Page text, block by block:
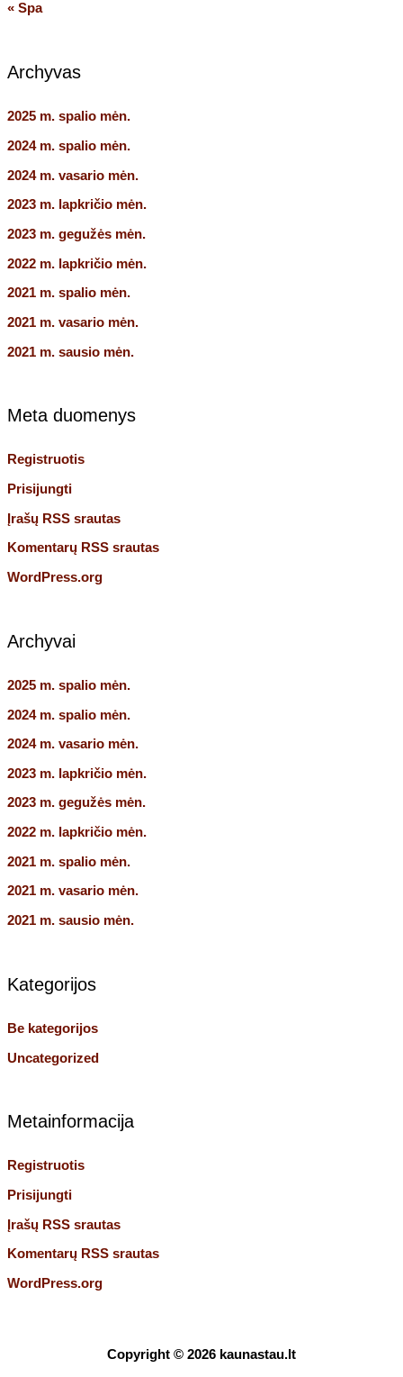
« Spa
Archyvas
2025 m. spalio mėn.
2024 m. spalio mėn.
2024 m. vasario mėn.
2023 m. lapkričio mėn.
2023 m. gegužės mėn.
2022 m. lapkričio mėn.
2021 m. spalio mėn.
2021 m. vasario mėn.
2021 m. sausio mėn.
Meta duomenys
Registruotis
Prisijungti
Įrašų RSS srautas
Komentarų RSS srautas
WordPress.org
Archyvai
2025 m. spalio mėn.
2024 m. spalio mėn.
2024 m. vasario mėn.
2023 m. lapkričio mėn.
2023 m. gegužės mėn.
2022 m. lapkričio mėn.
2021 m. spalio mėn.
2021 m. vasario mėn.
2021 m. sausio mėn.
Kategorijos
Be kategorijos
Uncategorized
Metainformacija
Registruotis
Prisijungti
Įrašų RSS srautas
Komentarų RSS srautas
WordPress.org
Copyright © 2026 kaunastau.lt